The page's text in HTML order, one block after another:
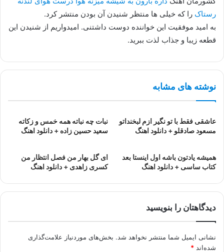
رستاک را که خیلی ها منتظر شنیدن آن بودن منتشر کرد.
به امید موفقیت این خواننده دوست داشتنی. امیدواریم از شنیدن این
قطعه زیبا و جذاب لذت ببرید.
نوشته های مشابه
عاشقی فقط با تو نگیر ازم لبخنداتو
مسعود صادقلو + دانلود اهنگ
نبات چه نباته همه خمس و زکاته
سعید حسین زاده + دانلود اهنگ
همیشه یادتون باشه اول اینستا بعد
کتاب ساسی + دانلود اهنگ
ای گل بهار من فصل انتظار من
کسری زاهدی + دانلود اهنگ
دیدگاهتان را بنویسید
نشانی ایمیل شما منتشر نخواهد شد. بخش‌های موردنیاز علامت‌گذاری
شده‌اند *